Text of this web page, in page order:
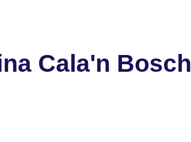
Cala'n Bosch